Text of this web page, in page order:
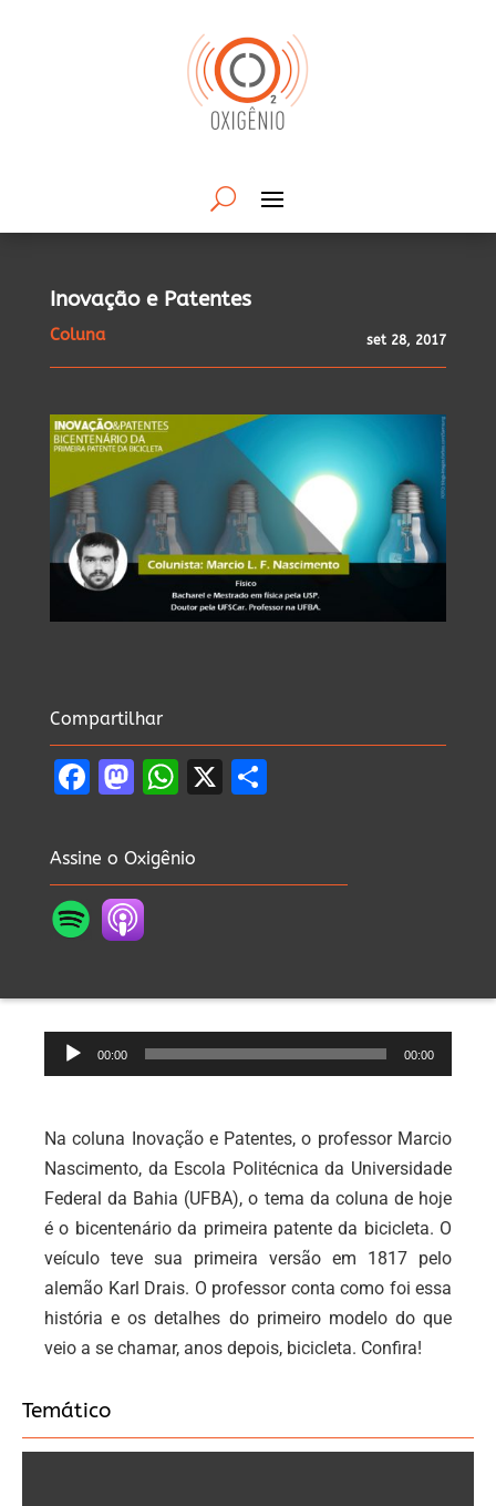
Inovação e Patentes
Coluna set 28, 2017
Compartilhar
Facebook
Mastodon
WhatsApp
X
Assine o Oxigênio
Tocador
de
00:00 00:00
Na coluna Inovação e Patentes, o professor Marcio
Nascimento, da Escola Politécnica da Universidade
Federal da Bahia (UFBA), o tema da coluna de hoje
é o bicentenário da primeira patente da bicicleta. O
veículo teve sua primeira versão em 1817 pelo
alemão Karl Drais. O professor conta como foi essa
história e os detalhes do primeiro modelo do que
veio a se chamar, anos depois, bicicleta. Confira!
Temático